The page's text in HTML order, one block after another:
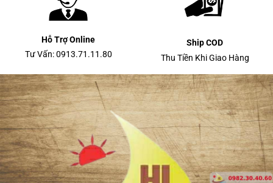
Hỗ Trợ Online
Tư Vấn: 0913.71.11.80
Ship COD
Thu Tiền Khi Giao Hàng